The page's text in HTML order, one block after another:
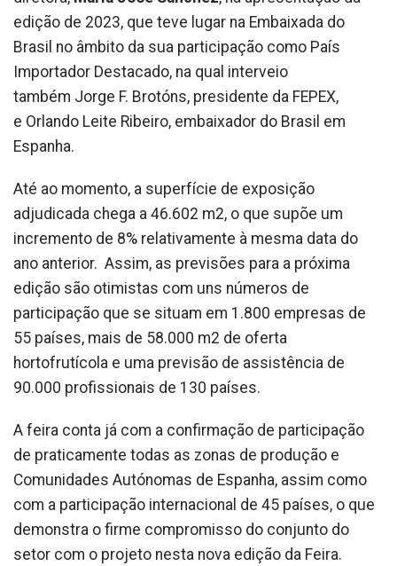
edição de 2023, que teve lugar na Embaixada do
Brasil no âmbito da sua participação como País
Importador Destacado, na qual interveio
também Jorge F. Brotóns, presidente da FEPEX,
e Orlando Leite Ribeiro, embaixador do Brasil em
Espanha.
Até ao momento, a superfície de exposição
adjudicada chega a 46.602 m2, o que supõe um
incremento de 8% relativamente à mesma data do
ano anterior. Assim, as previsões para a próxima
edição são otimistas com uns números de
participação que se situam em 1.800 empresas de
55 países, mais de 58.000 m2 de oferta
hortofrutícola e uma previsão de assistência de
90.000 profissionais de 130 países.
A feira conta já com a confirmação de participação
de praticamente todas as zonas de produção e
Comunidades Autónomas de Espanha, assim como
com a participação internacional de 45 países, o que
demonstra o firme compromisso do conjunto do
setor com o projeto nesta nova edição da Feira.